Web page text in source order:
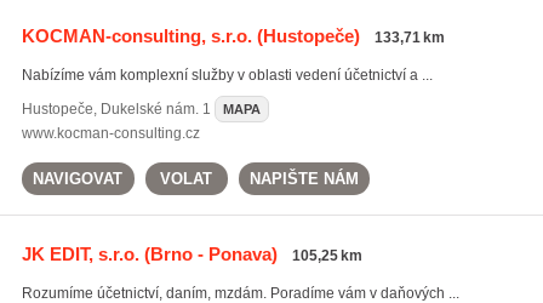
KOCMAN-consulting, s.r.o.(Hustopeče) 133,71 km
Nabízíme vám komplexní služby v oblasti vedení účetnictví a ...
Hustopeče, Dukelské nám. 1 MAPA
www.kocman-consulting.cz
NAVIGOVAT VOLAT NAPIŠTE NÁM
JK EDIT, s.r.o.(Brno - Ponava) 105,25 km
Rozumíme účetnictví, daním, mzdám. Poradíme vám v daňových ...